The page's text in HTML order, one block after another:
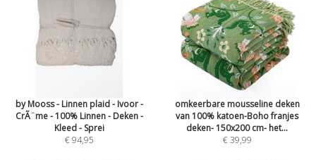
by Mooss - Linnen plaid - Ivoor -
CrÃ¨me - 100% Linnen - Deken -
Kleed - Sprei
€ 94,95
omkeerbare mousseline deken
van 100% katoen-Boho franjes
deken- 150x200 cm- het...
€ 39,99